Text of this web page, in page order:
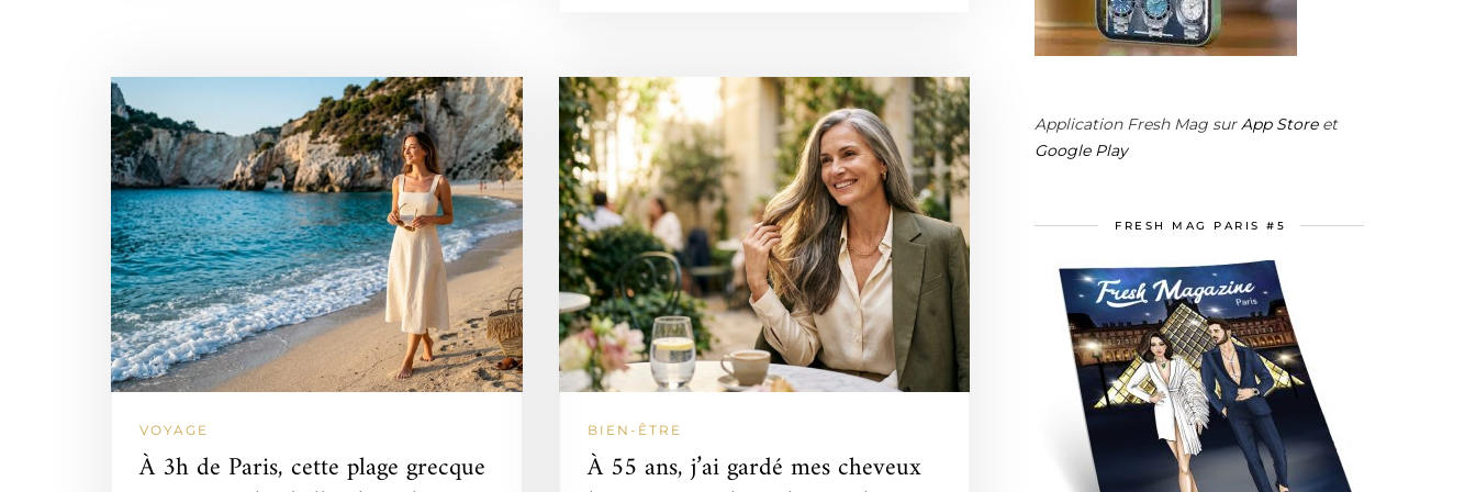
VOYAGE
À 3h de Paris, cette plage grecque
BIEN-ÊTRE
À 55 ans, j’ai gardé mes cheveux
Application Fresh Mag surApp Storeet
Google Play
FRESH MAG PARIS #5